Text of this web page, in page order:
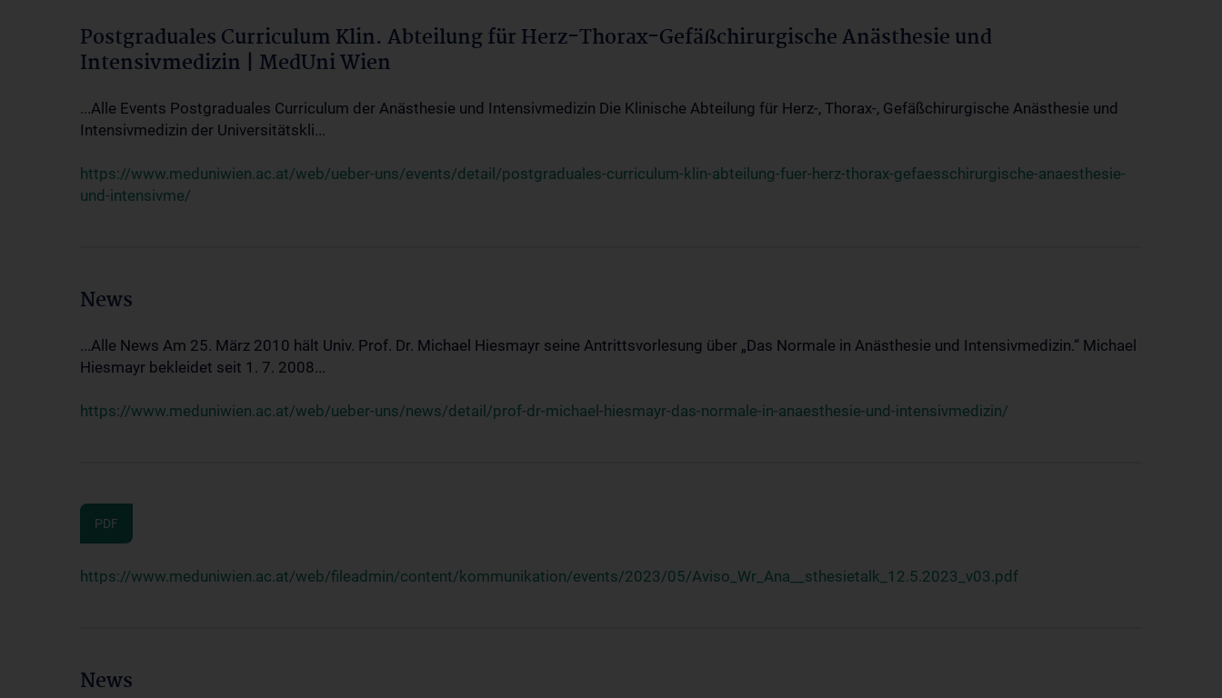
Postgraduales Curriculum Klin. Abteilung für Herz-Thorax-Gefäßchirurgische Anästhesie und
Intensivmedizin | MedUni Wien
...Alle Events Postgraduales Curriculum der Anästhesie und Intensivmedizin Die Klinische Abteilung für Herz-, Thorax-, Gefäßchirurgische Anästhesie und
Intensivmedizin der Universitätskli...
https://www.meduniwien.ac.at/web/ueber-uns/events/detail/postgraduales-curriculum-klin-abteilung-fuer-herz-thorax-gefaesschirurgische-anaesthesie-
und-intensivme/
News
...Alle News Am 25. März 2010 hält Univ. Prof. Dr. Michael Hiesmayr seine Antrittsvorlesung über „Das Normale in Anästhesie und Intensivmedizin.“ Michael
Hiesmayr bekleidet seit 1. 7. 2008...
https://www.meduniwien.ac.at/web/ueber-uns/news/detail/prof-dr-michael-hiesmayr-das-normale-in-anaesthesie-und-intensivmedizin/
PDF
https://www.meduniwien.ac.at/web/fileadmin/content/kommunikation/events/2023/05/Aviso_Wr_Ana__sthesietalk_12.5.2023_v03.pdf
News